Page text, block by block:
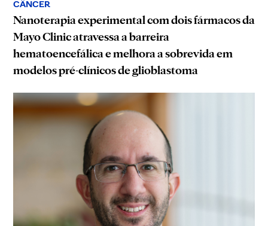
CÂNCER
Nanoterapia experimental com dois fármacos da
Mayo Clinic atravessa a barreira
hematoencefálica e melhora a sobrevida em
modelos pré-clínicos de glioblastoma